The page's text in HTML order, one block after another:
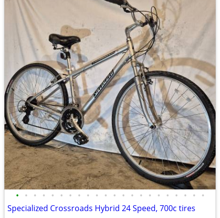
• • • • • • • • • • • • • • • • • • • • • •
Specialized Crossroads Hybrid 24 Speed, 700c tires